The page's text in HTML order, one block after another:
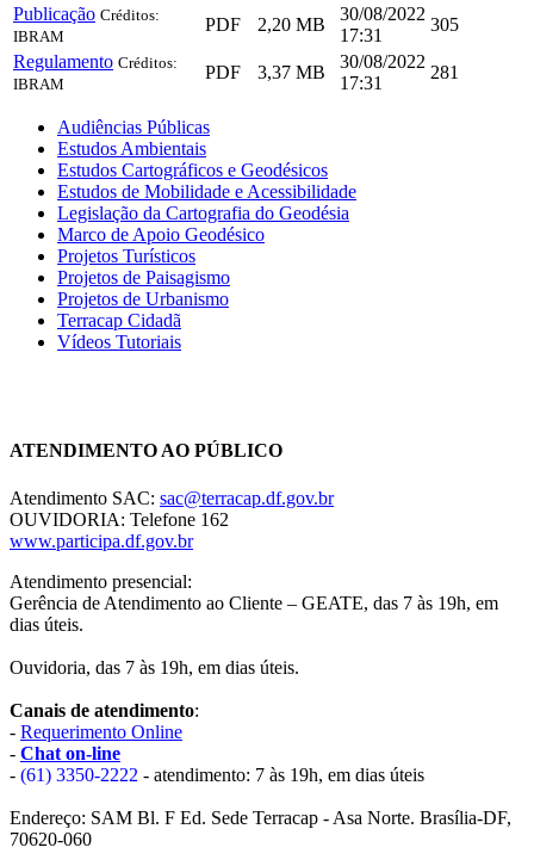
Publicação Créditos:
IBRAM
PDF 2,20 MB
30/08/2022
17:31
305
Regulamento Créditos:
IBRAM
PDF 3,37 MB
30/08/2022
17:31
281
Audiências Públicas
Estudos Ambientais
Estudos Cartográficos e Geodésicos
Estudos de Mobilidade e Acessibilidade
Legislação da Cartografia do Geodésia
Marco de Apoio Geodésico
Projetos Turísticos
Projetos de Paisagismo
Projetos de Urbanismo
Terracap Cidadã
Vídeos Tutoriais
ATENDIMENTO AO PÚBLICO
Atendimento SAC: sac@terracap.df.gov.br
OUVIDORIA: Telefone 162
www.participa.df.gov.br
Atendimento presencial:
Gerência de Atendimento ao Cliente – GEATE, das 7 às 19h, em
dias úteis.
Ouvidoria, das 7 às 19h, em dias úteis.
Canais de atendimento:
- Requerimento Online
- Chat on-line
- (61) 3350-2222 - atendimento: 7 às 19h, em dias úteis
Endereço: SAM Bl. F Ed. Sede Terracap - Asa Norte. Brasília-DF,
70620-060